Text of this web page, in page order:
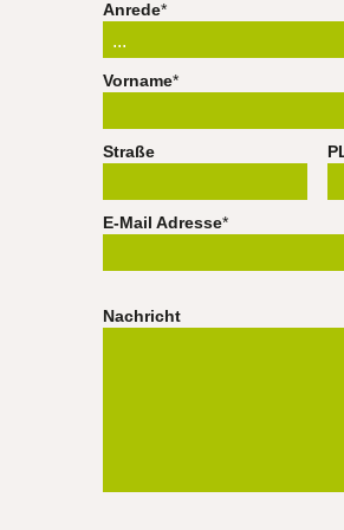
Anrede*
Vorname*
Straße
E-Mail Adresse*
Nachricht